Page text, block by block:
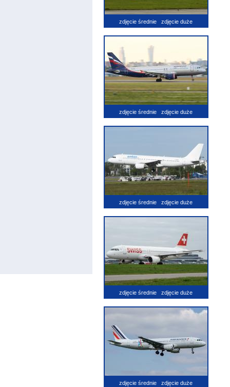
zdjęcie średnie zdjęcie duże
zdjęcie średnie zdjęcie duże
zdjęcie średnie zdjęcie duże
zdjęcie średnie zdjęcie duże
zdjęcie średnie zdjęcie duże